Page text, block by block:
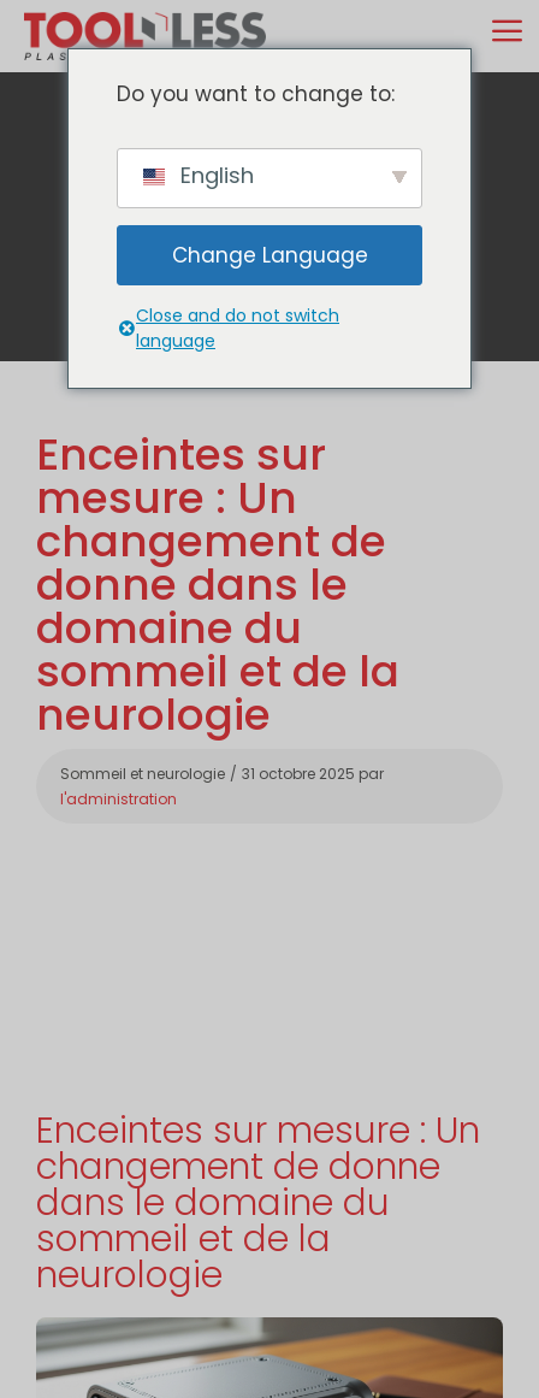
Skip
content
Blog
Enceintes sur
mesure : Un
changement de
donne dans le
domaine du
sommeil et de la
neurologie
Catégories
Sommeil et neurologie 31 octobre 2025 par
l'administration
Enceintes sur mesure : Un
changement de donne
dans le domaine du
sommeil et de la
neurologie
Do you want to change to:
English
Change Language
Close and do not switch
language